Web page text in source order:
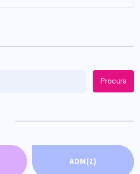
Procura
ADM(2)